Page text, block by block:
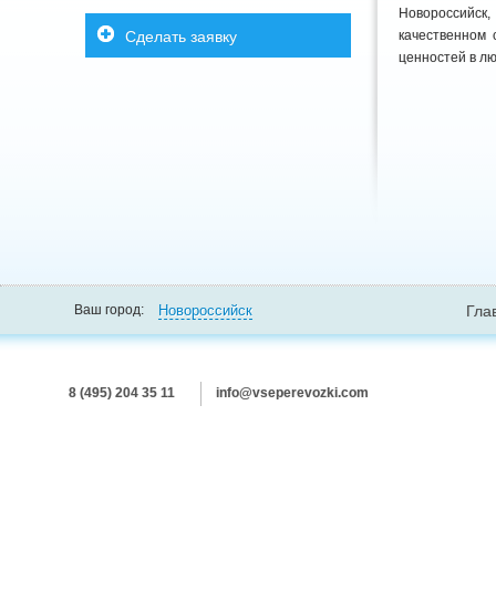
Сделать заявку
ценностей в
Ваш город: Новороссийск
8 (495) 204 35 11 info@vseperevozki.com